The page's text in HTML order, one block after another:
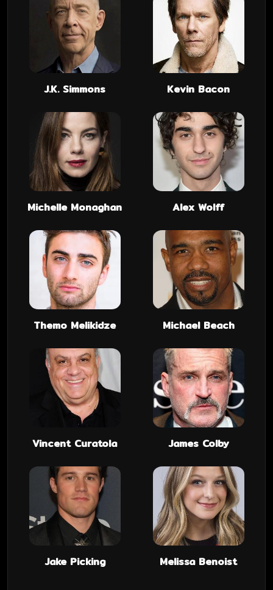
J.K. Simmons Kevin Bacon
Michelle Monaghan Alex Wolff
Themo Melikidze Michael Beach
Vincent Curatola James Colby
Jake Picking Melissa Benoist